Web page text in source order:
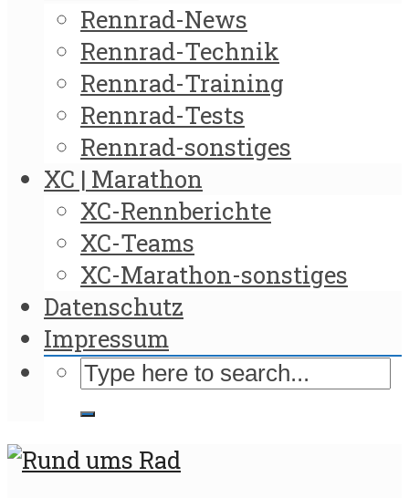
Rennrad-News
Rennrad-Technik
Rennrad-Training
Rennrad-Tests
Rennrad-sonstiges
XC | Marathon
XC-Rennberichte
XC-Teams
XC-Marathon-sonstiges
Datenschutz
Impressum